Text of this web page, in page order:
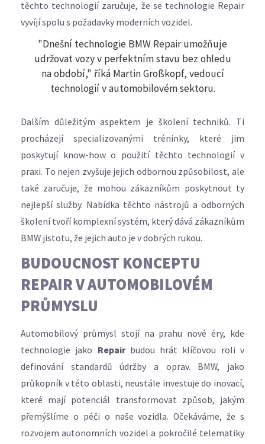
těchto technologií zaručuje, že se technologie Repair
vyvíjí spolu s požadavky moderních vozidel.
"Dnešní technologie BMW Repair umožňuje
udržovat vozy v perfektním stavu bez ohledu
na období," říká Martin Großkopf, vedoucí
technologií v automobilovém sektoru.
Dalším důležitým aspektem je školení techniků. Ti
procházejí specializovanými tréninky, které jim
poskytují know-how o použití těchto technologií v
praxi. To nejen zvyšuje jejich odbornou způsobilost, ale
také zaručuje, že mohou zákazníkům poskytnout ty
nejlepší služby. Nabídka těchto nástrojů a odborných
školení tvoří komplexní systém, který dává zákazníkům
BMW jistotu, že jejich auto je v dobrých rukou.
BUDOUCNOST KONCEPTU
REPAIR V AUTOMOBILOVÉM
PRŮMYSLU
Automobilový průmysl stojí na prahu nové éry, kde
technologie jako Repairbudou hrát klíčovou roli v
definování standardů údržby a oprav. BMW, jako
průkopník v této oblasti, neustále investuje do inovací,
které mají potenciál transformovat způsob, jakým
přemýšlíme o péči o naše vozidla. Očekáváme, že s
rozvojem autonomních vozidel a pokročilé telematiky